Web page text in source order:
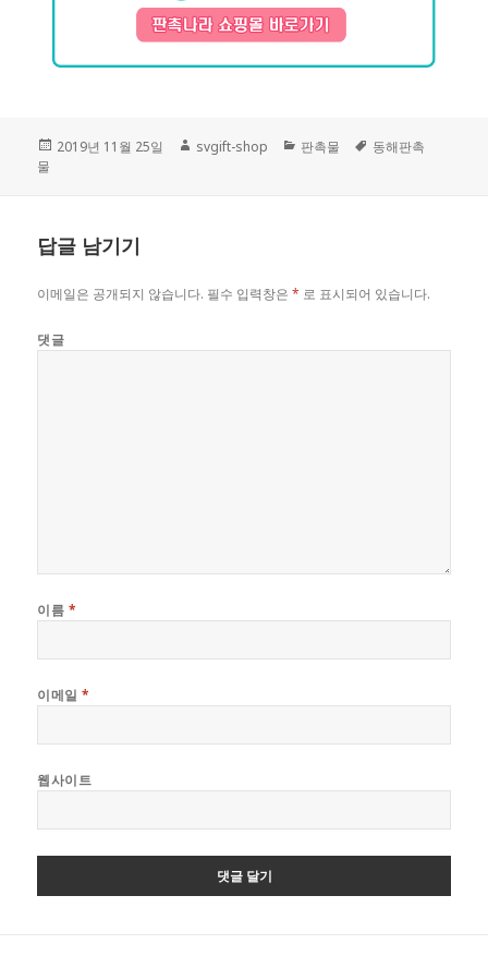
작
2019년 11월 25일
글
svgift-shop
카
판촉물
태
동해판촉
물
답글 남기기
이메일은 공개되지 않습니다. 필수 입력창은* 로 표시되어 있습니다.
댓글
이름 *
이메일*
웹사이트